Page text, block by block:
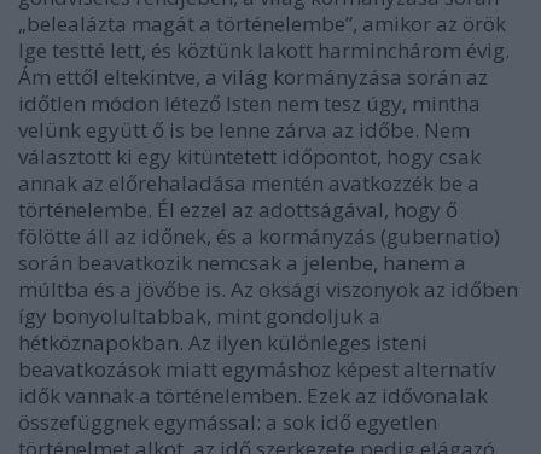
„belealázta magát a történelembe”, amikor az örök
Ige testté lett, és köztünk lakott harminchárom évig.
Ám ettől eltekintve, a világ kormányzása során az
időtlen módon létező Isten nem tesz úgy, mintha
velünk együtt ő is be lenne zárva az időbe. Nem
választott ki egy kitüntetett időpontot, hogy csak
annak az előrehaladása mentén avatkozzék be a
történelembe. Él ezzel az adottságával, hogy ő
fölötte áll az időnek, és a kormányzás (gubernatio)
során beavatkozik nemcsak a jelenbe, hanem a
múltba és a jövőbe is. Az oksági viszonyok az időben
így bonyolultabbak, mint gondoljuk a
hétköznapokban. Az ilyen különleges isteni
beavatkozások miatt egymáshoz képest alternatív
idők vannak a történelemben. Ezek az idővonalak
összefüggnek egymással: a sok idő egyetlen